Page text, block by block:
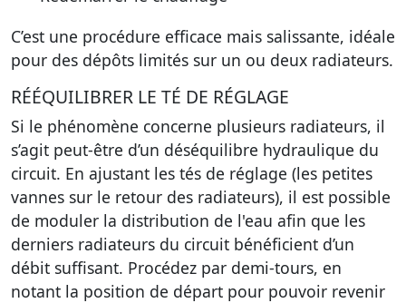
C’est une procédure efficace mais salissante, idéale
pour des dépôts limités sur un ou deux radiateurs.
RÉÉQUILIBRER LE TÉ DE RÉGLAGE
Si le phénomène concerne plusieurs radiateurs, il
s’agit peut-être d’un déséquilibre hydraulique du
circuit. En ajustant les tés de réglage (les petites
vannes sur le retour des radiateurs), il est possible
de moduler la distribution de l'eau afin que les
derniers radiateurs du circuit bénéficient d’un
débit suffisant. Procédez par demi-tours, en
notant la position de départ pour pouvoir revenir